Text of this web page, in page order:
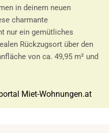
in deinem neuen
charmante
nur ein gemütliches
Rückzugsort über den
von ca. 49,95 m² und
Miet-Wohnungen.at